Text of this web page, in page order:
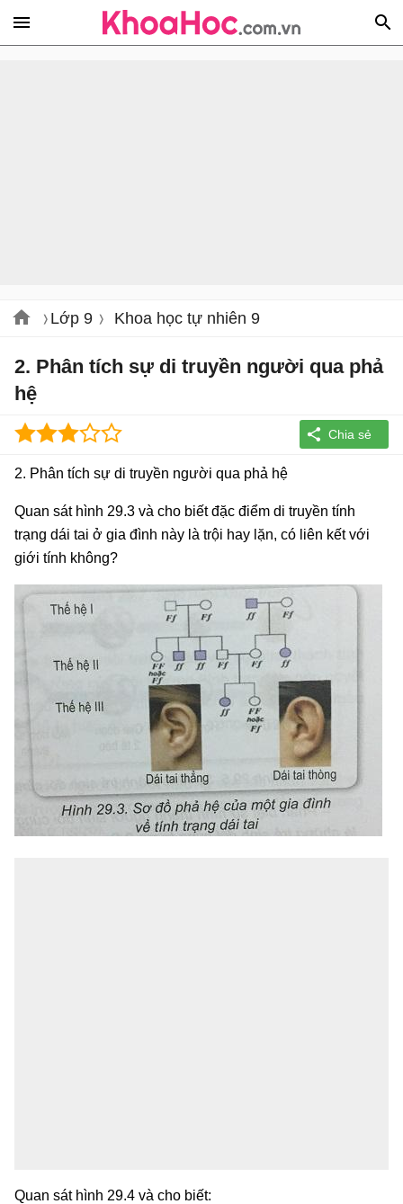
Lớp 9 Khoa học tự nhiên 9
2. Phân tích sự di truyền người qua phả
hệ
2. Phân tích sự di truyền người qua phả hệ
Quan sát hình 29.3 và cho biết đặc điểm di truyền tính
trạng dái tai ở gia đình này là trội hay lặn, có liên kết với
giới tính không?
Quan sát hình 29.4 và cho biết: